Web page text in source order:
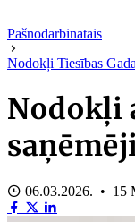
Pašnodarbinātais
Nodokļi Tiesības
Nodokļi
06.03.2026. • 15